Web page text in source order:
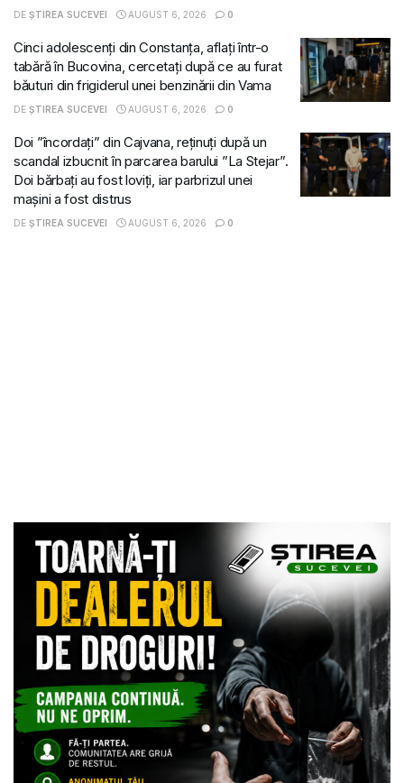
DE ȘTIREA SUCEVEI AUGUST 6, 2026 0
Cinci adolescenți din Constanța, aflați într-o
tabără în Bucovina, cercetați după ce au furat
băuturi din frigiderul unei benzinării din Vama
DE ȘTIREA SUCEVEI AUGUST 6, 2026 0
Doi ”încordați” din Cajvana, reținuți după un
scandal izbucnit în parcarea barului ”La Stejar”.
Doi bărbați au fost loviți, iar parbrizul unei
mașini a fost distrus
DE ȘTIREA SUCEVEI AUGUST 6, 2026 0